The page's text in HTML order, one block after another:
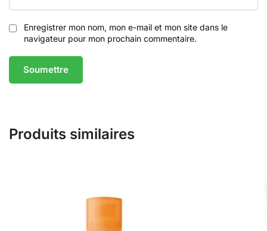
Enregistrer mon nom, mon e-mail et mon site dans le
navigateur pour mon prochain commentaire.
Produits similaires